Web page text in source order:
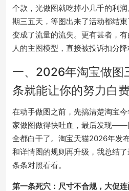
个款，光做图就吃掉小几千的利
期三五天，等图出来了活动都结
变成了流量的流失。更有甚者，
人的主图模型，直接被投诉扣分降
一、2026年淘宝做图
条就能让你的努力白费
在动手做图之前，先搞清楚淘宝
家做图做得快吐血，最后发现——
全都白干了。淘宝天猫2026年发
和详情图的规则再升级，我总结
条条对照看看。
第一条死穴：尺寸不合规，大促连